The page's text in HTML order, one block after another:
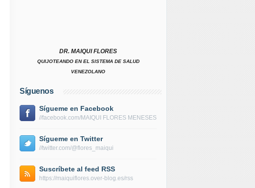
DR. MAIQUI FLORES
QUIJOTEANDO EN EL SISTEMA DE SALUD
VENEZOLANO
Síguenos
Sígueme en Facebook
//facebook.com/MAIQUI FLORES MENESES
Sígueme en Twitter
//twitter.com/@flores_maiqui
Suscríbete al feed RSS
https://maiquiflores.over-blog.es/rss